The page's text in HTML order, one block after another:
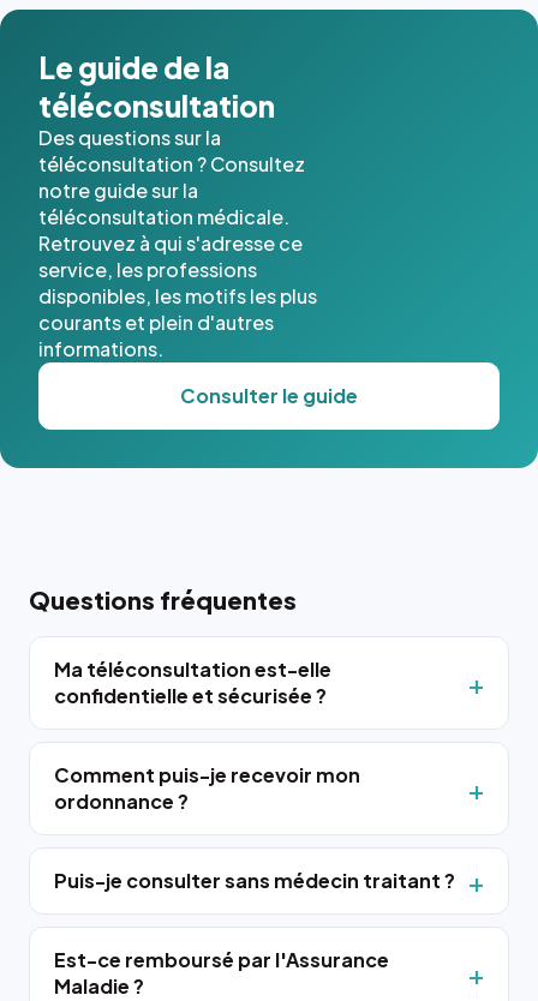
cas. #}
Le guide de la
téléconsultation
Des questions sur la
téléconsultation ? Consultez
notre guide sur la
téléconsultation médicale.
Retrouvez à qui s'adresse ce
service, les professions
disponibles, les motifs les plus
courants et plein d'autres
informations.
Consulter le guide
Questions fréquentes
Ma téléconsultation est-elle
confidentielle et sécurisée ?
Comment puis-je recevoir mon
ordonnance ?
Puis-je consulter sans médecin traitant ?
Est-ce remboursé par l'Assurance
Maladie ?